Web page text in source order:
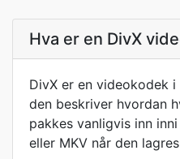
Hva er en DivX
DivX er en videokodek
den beskriver hvordan
pakkes vanligvis inn
eller MKV når den